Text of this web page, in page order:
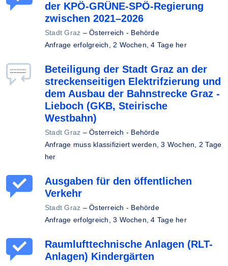
der KPÖ-GRÜNE-SPÖ-Regierung
zwischen 2021–2026
Stadt Graz –Österreich - Behörde
Anfrage erfolgreich, 2 Wochen, 4 Tage her
Beteiligung der Stadt Graz an der
streckenseitigen Elektrifzierung und
dem Ausbau der Bahnstrecke Graz -
Lieboch (GKB, Steirische
Westbahn)
Stadt Graz –Österreich - Behörde
Anfrage muss klassifiziert werden,3 Wochen, 2 Tage
her
Ausgaben für den öffentlichen
Verkehr
Stadt Graz –Österreich - Behörde
Anfrage erfolgreich,3 Wochen, 4 Tage her
Raumlufttechnische Anlagen (RLT-
Anlagen) Kindergärten